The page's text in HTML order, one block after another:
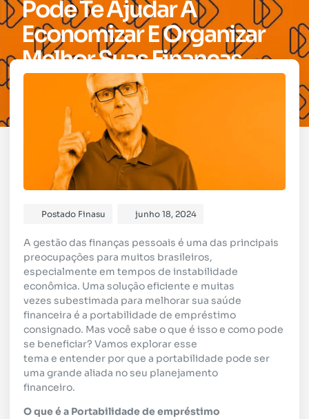
Pode Te Ajudar A
Economizar E Organizar
Melhor Suas Finanças
Postado Finasu junho 18, 2024
A gestão das finanças pessoais é uma das principais
preocupações para muitos brasileiros,
especialmente em tempos de instabilidade
econômica. Uma solução eficiente e muitas
vezes subestimada para melhorar sua saúde
financeira é a portabilidade de empréstimo
consignado. Mas você sabe o que é isso e como pode
se beneficiar? Vamos explorar esse
tema e entender por que a portabilidade pode ser
uma grande aliada no seu planejamento
financeiro.
O que é a Portabilidade de empréstimo